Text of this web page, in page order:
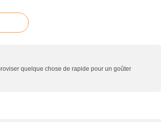
quelque chose de rapide pour un goûter